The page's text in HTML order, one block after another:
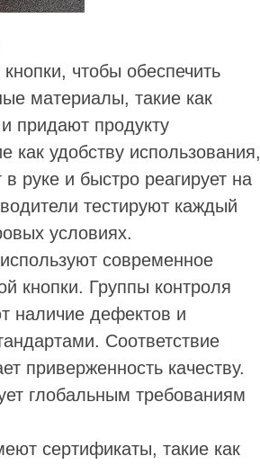
чтобы обеспечить
материалы, такие как
придают продукту
удобству использования,
руке и быстро реагирует на
тестируют каждый
условиях.
современное
кнопки. Группы контроля
наличие дефектов и
Соответствие
приверженность качеству.
глобальным требованиям
сертификаты, такие как